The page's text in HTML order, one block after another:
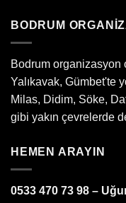
BODRUM
Bodrum organizasyon
Yalıkavak, Gümbet'te
Milas, Didim, Söke,
gibi yakın çevrelerde
HEMEN ARAYIN
0533 470 73 98 –